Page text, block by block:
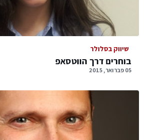
שיווק בסלולר
בוחרים דרך הווטסאפ
05 פברואר, 2015